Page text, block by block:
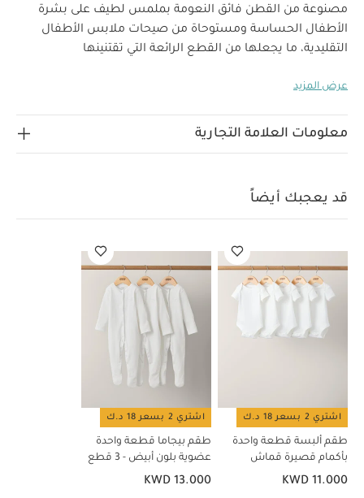
مصنوعة من القطن فائق النعومة بملمس لطيف على بشرة
الأطفال الحساسة ومستوحاة من صيحات ملابس الأطفال
التقليدية، ما يجعلها من القطع الرائعة التي تقتنينها
الجيرسيه فائق النعومة ليكون رقيقًا على بشرة طفلك. يتميز
لتتمكني من تغيير ملابس طفلك بسهولة. يشمل الطقم خمس
طقم ألبسة قطعة واحدة بأكمام قصيرة قماش عضوي
بلون أبيض - 5 قطع
قطع
عرض المزيد
معلومات العلامة التجارية
قد يعجبك أيضاً
اشتري 2 بسعر 18 د.ك
طقم ألبسة قطعة واحدة
بأكمام قصيرة قماش
عضوي بلون أبيض - 5 قطع
KWD 11.000
اشتري 2 بسعر 18 د.ك
طقم بيجاما قطعة واحدة
عضوية بلون أبيض - 3 قطع
KWD 13.000